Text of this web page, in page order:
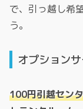
で、引っ越し希
う。
オプション
100円引越セン